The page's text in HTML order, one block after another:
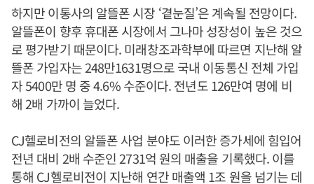
하지만 이통사의 알뜰폰 시장 ‘곁눈질’은 계속될 전망이다.
알뜰폰이 향후 휴대폰 시장에서 그나마 성장성이 높은 것으
로 평가받기 때문이다. 미래창조과학부에 따르면 지난해 알
뜰폰 가입자는 248만1631명으로 국내 이동통신 전체 가입
자 5400만 명 중 4.6% 수준이다. 전년도 126만여 명에 비
해 2배 가까이 늘었다.
CJ헬로비전의 알뜰폰 사업 분야도 이러한 증가세에 힘입어
전년 대비 2배 수준인 2731억 원의 매출을 기록했다. 이를
통해 CJ헬로비전이 지난해 연간 매출액 1조 원을 넘기는 데